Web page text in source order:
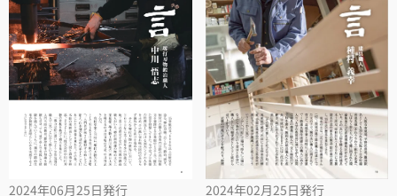
2024年06月25日発行 2024年02月25日発行